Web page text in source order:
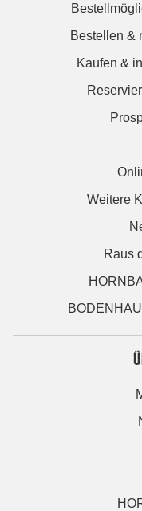
Bestellen &
Kaufen &
Weitere
Raus